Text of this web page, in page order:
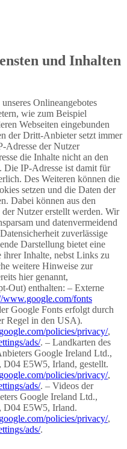
und Inhalten
Onlineangebotes
wie zum Beispiel
Webseiten eingebunden
der Dritt-Anbieter setzt immer
Adresse der Nutzer
die Inhalte nicht an den
Die IP-Adresse ist damit für
Des Weiteren können die
setzen und die Daten der
Dabei können aus den
Nutzer erstellt werden. Wir
und datenvermeidend
zuverlässige
Darstellung bietet eine
Inhalte, nebst Links zu
weitere Hinweise zur
hier genannt,
Out) enthalten: – Externe
www.google.com/fonts
Google Fonts erfolgt durch
Regel in den USA).
policies/privacy/,
ads/. – Landkarten des
Google Ireland Ltd.,
E5W5, Irland, gestellt.
policies/privacy/,
ads/. – Videos der
Google Ireland Ltd.,
D04 E5W5, Irland.
policies/privacy/,
ads/.